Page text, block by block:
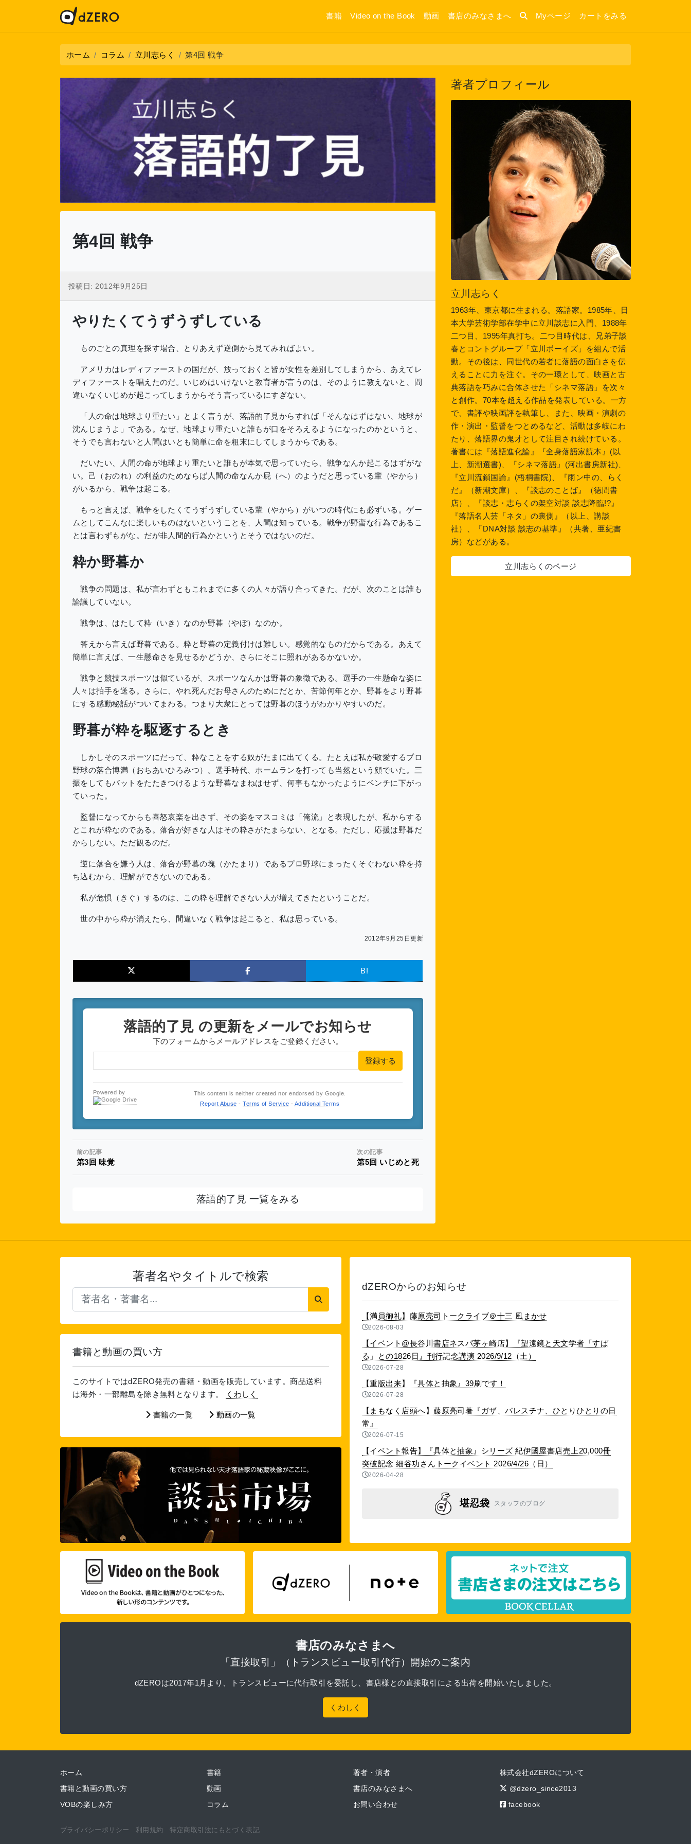
書籍 Video on the Book 動画 書店のみなさまへ Myページ カートをみる
ホーム コラム 立川志らく 第4回 戦争
第4回 戦争
投稿日:2012年9月25日
やりたくてうずうずしている
ものごとの真理を探す場合、とりあえず逆側から見てみればよい。
アメリカはレディファーストの国だが、放っておくと皆が女性を差別してしまうから、あえてレ
ディファーストを唱えたのだ。いじめはいけないと教育者が言うのは、そのように教えないと、間
違いなくいじめが起こってしまうからそう言っているにすぎない。
「人の命は地球より重たい」とよく言うが、落語的了見からすれば「そんなはずはない、地球が
沈んじまうよ」である。なぜ、地球より重たいと誰もが口をそろえるようになったのかというと、
そうでも言わないと人間はいとも簡単に命を粗末にしてしまうからである。
だいたい、人間の命が地球より重たいと誰もが本気で思っていたら、戦争なんか起こるはずがな
い。己（おのれ）の利益のためならば人間の命なんか屁（へ）のようだと思っている輩（やから）
がいるから、戦争は起こる。
もっと言えば、戦争をしたくてうずうずしている輩（やから）がいつの時代にも必ずいる。ゲー
ムとしてこんなに楽しいものはないということを、人間は知っている。戦争が野蛮な行為であるこ
とは言わずもがな。だが非人間的行為かというとそうではないのだ。
粋か野暮か
戦争の問題は、私が言わずともこれまでに多くの人々が語り合ってきた。だが、次のことは誰も
論議していない。
戦争は、はたして粋（いき）なのか野暮（やぼ）なのか。
答えから言えば野暮である。粋と野暮の定義付けは難しい。感覚的なものだからである。あえて
簡単に言えば、一生懸命さを見せるかどうか、さらにそこに照れがあるかないか。
戦争と競技スポーツは似ているが、スポーツなんかは野暮の象徴である。選手の一生懸命な姿に
人々は拍手を送る。さらに、やれ死んだお母さんのためにだとか、苦節何年とか、野暮をより野暮
にする感動秘話がついてまわる。つまり大衆にとっては野暮のほうがわかりやすいのだ。
野暮が粋を駆逐するとき
しかしそのスポーツにだって、粋なことをする奴がたまに出てくる。たとえば私が敬愛するプロ
野球の落合博満（おちあいひろみつ）。選手時代、ホームランを打っても当然という顔でいた。三
振をしてもバットをたたきつけるような野暮なまねはせず、何事もなかったようにベンチに下がっ
ていった。
監督になってからも喜怒哀楽を出さず、その姿をマスコミは「俺流」と表現したが、私からする
とこれが粋なのである。落合が好きな人はその粋さがたまらない、となる。ただし、応援は野暮だ
からしない。ただ観るのだ。
逆に落合を嫌う人は、落合が野暮の塊（かたまり）であるプロ野球にまったくそぐわない粋を持
ち込むから、理解ができないのである。
私が危惧（きぐ）するのは、この粋を理解できない人が増えてきたということだ。
世の中から粋が消えたら、間違いなく戦争は起こると、私は思っている。
2012年9月25日更新
B!
落語的了見 の更新をメールでお知らせ
下のフォームからメールアドレスをご登録ください。
登録する
Powered by
This content is neither created nor endorsed by Google.
Report Abuse -Terms of Service - Additional Terms
前の記事
第3回 味覚
次の記事
第5回 いじめと死
落語的了見 一覧をみる
著者プロフィール
立川志らく
1963年、東京都に生まれる。落語家。1985年、日
本大学芸術学部在学中に立川談志に入門、1988年
二つ目、1995年真打ち。二つ目時代は、兄弟子談
春とコントグループ「立川ボーイズ」を組んで活
動。その後は、同世代の若者に落語の面白さを伝
えることに力を注ぐ。その一環として、映画と古
典落語を巧みに合体させた「シネマ落語」を次々
と創作。70本を超える作品を発表している。一方
で、書評や映画評を執筆し、また、映画・演劇の
作・演出・監督をつとめるなど、活動は多岐にわ
たり、落語界の鬼才として注目され続けている。
著書には『落語進化論』『全身落語家読本』(以
上、新潮選書)、『シネマ落語』(河出書房新社)、
『立川流鎖国論』(梧桐書院)、『雨ン中の、らく
だ』（新潮文庫）、『談志のことば』（徳間書
店）、『談志・志らくの架空対談 談志降臨!?』
『落語名人芸「ネタ」の裏側』（以上、講談
社）、『DNA対談 談志の基準』（共著、亜紀書
房）などがある。
立川志らくのページ
著者名やタイトルで検索
書籍と動画の買い方
このサイトではdZERO発売の書籍・動画を販売しています。商品送料
は海外・一部離島を除き無料となります。
くわしく
書籍の一覧 動画の一覧
dZEROからのお知らせ
【満員御礼】藤原亮司トークライブ＠十三 風まかせ
2026-08-03
【イベント@長谷川書店ネスパ茅ヶ崎店】『望遠鏡と天文学者「すば
る」との1826日』刊行記念講演 2026/9/12（土）
2026-07-28
【重版出来】『具体と抽象』39刷です！
2026-07-28
【まもなく店頭へ】藤原亮司著『ガザ、パレスチナ、ひとりひとりの日
常』
2026-07-15
【イベント報告】『具体と抽象』シリーズ 紀伊國屋書店売上20,000冊
突破記念 細谷功さんトークイベント 2026/4/26（日）
2026-04-28
堪忍袋 スタッフのブログ
書店のみなさまへ
「直接取引」（トランスビュー取引代行）開始のご案内
dZEROは2017年1月より、トランスビューに代行取引を委託し、書店様との直接取引による出荷を開始いたしました。
くわしく
ホーム
書籍と動画の買い方
VOBの楽しみ方
書籍
動画
コラム
著者・演者
書店のみなさまへ
お問い合わせ
株式会社dZEROについて
@dzero_since2013
facebook
プライバシーポリシー 利用規約 特定商取引法にもとづく表記